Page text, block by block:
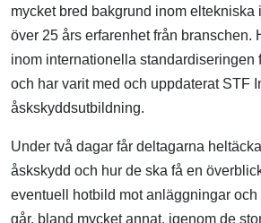
mycket bred bakgrund inom eltekniska
över 25 års erfarenhet från branschen.
inom internationella standardiseringen
och har varit med och uppdaterat STF
åskskyddsutbildning.
Under två dagar får deltagarna
åskskydd och hur de ska få en
eventuell hotbild mot anläggningar och
går, bland mycket annat, igenom de